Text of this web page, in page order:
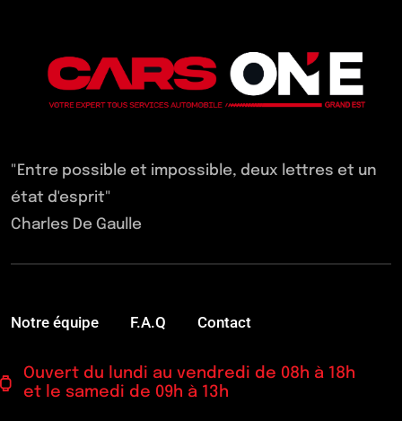
"Entre possible et impossible, deux lettres et un
état d'esprit"
Charles De Gaulle
Notre équipe F.A.Q Contact
Ouvert du lundi au vendredi de 08h à 18h
et le samedi de 09h à 13h